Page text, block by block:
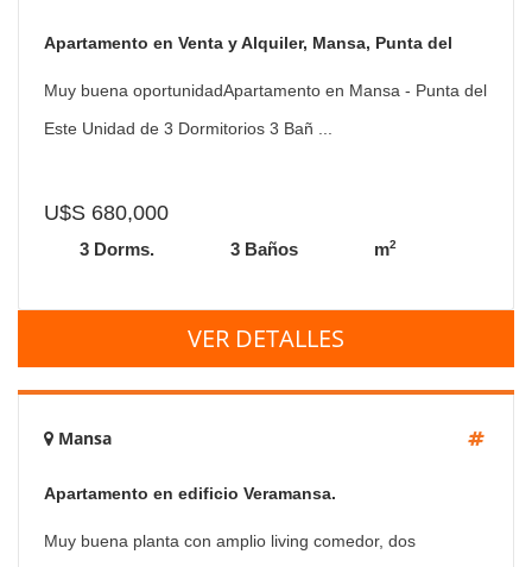
Apartamento en Venta y Alquiler, Mansa, Punta del
Este, 3 Dormitorios.
Muy buena oportunidadApartamento en Mansa - Punta del
Este Unidad de 3 Dormitorios 3 Bañ ...
U$S 680,000
3 Dorms. 3 Baños m2
VER DETALLES
Mansa
Apartamento en edificio Veramansa.
Muy buena planta con amplio living comedor, dos